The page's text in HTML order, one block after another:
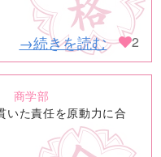
→続きを読む 2
商学部
いた責任を原動力に合